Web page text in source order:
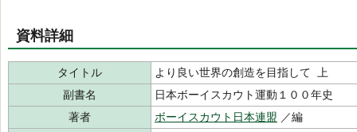
資料詳細
タイトル
より良い世界の創造を目指して 上
副書名
日本ボーイスカウト運動１００年史
著者
ボーイスカウト日本連盟 ／編